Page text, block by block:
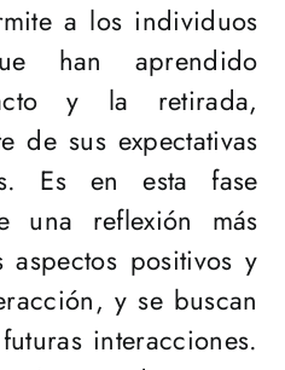
a los individuos
han aprendido
y la retirada,
de sus expectativas
Es en esta fase
una reflexión más
positivos y
y se buscan
interacciones.